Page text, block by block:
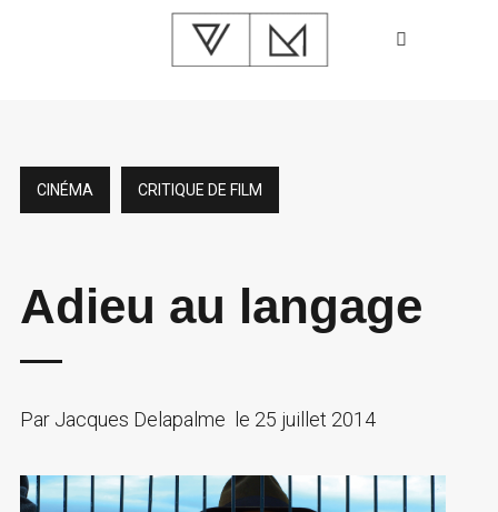
CINÉMA CRITIQUE DE FILM
Adieu au langage
ParJacques Delapalme le 25 juillet 2014